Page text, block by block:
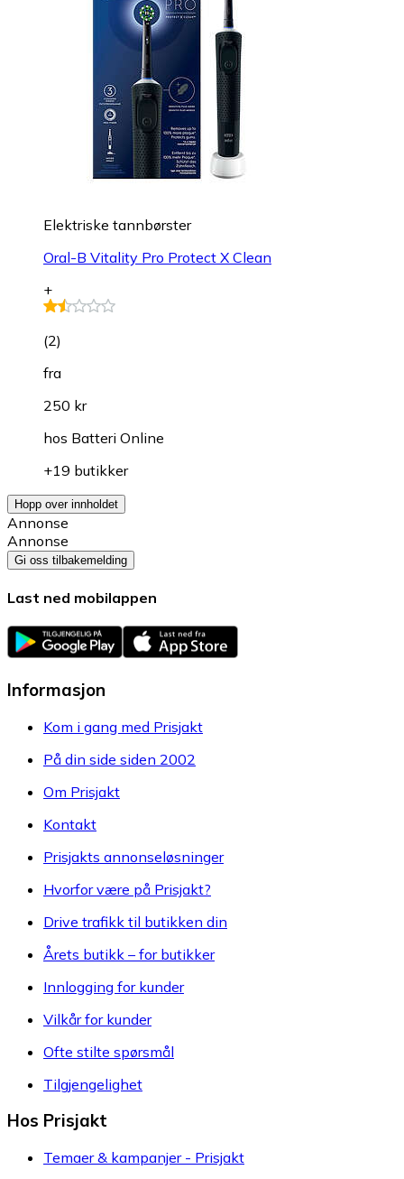
Elektriske tannbørster
Oral-B Vitality Pro Protect X Clean
+
(2)
fra
250 kr
hos Batteri Online
+19 butikker
Hopp over innholdet
Annonse
Annonse
Gi oss tilbakemelding
Last ned mobilappen
Informasjon
Kom i gang med Prisjakt
På din side siden 2002
Om Prisjakt
Kontakt
Prisjakts annonseløsninger
Hvorfor være på Prisjakt?
Drive trafikk til butikken din
Årets butikk – for butikker
Innlogging for kunder
Vilkår for kunder
Ofte stilte spørsmål
Tilgjengelighet
Hos Prisjakt
Temaer & kampanjer - Prisjakt